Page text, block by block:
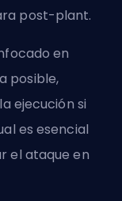
post-plant.
en
posible,
ejecución si
es esencial
el ataque en